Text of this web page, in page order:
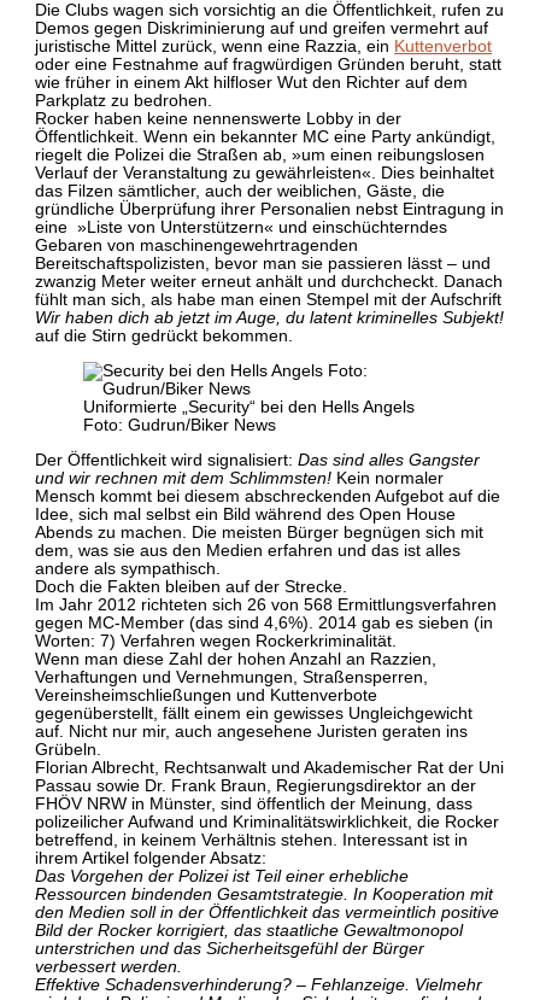
Die Clubs wagen sich vorsichtig an die Öffentlichkeit, rufen zu
Demos gegen Diskriminierung auf und greifen vermehrt auf
juristische Mittel zurück, wenn eine Razzia, ein Kuttenverbot
oder eine Festnahme auf fragwürdigen Gründen beruht, statt
wie früher in einem Akt hilfloser Wut den Richter auf dem
Parkplatz zu bedrohen.
Rocker haben keine nennenswerte Lobby in der
Öffentlichkeit. Wenn ein bekannter MC eine Party ankündigt,
riegelt die Polizei die Straßen ab, »um einen reibungslosen
Verlauf der Veranstaltung zu gewährleisten«. Dies beinhaltet
das Filzen sämtlicher, auch der weiblichen, Gäste, die
gründliche Überprüfung ihrer Personalien nebst Eintragung in
eine »Liste von Unterstützern« und einschüchterndes
Gebaren von maschinengewehrtragenden
Bereitschaftspolizisten, bevor man sie passieren lässt – und
zwanzig Meter weiter erneut anhält und durchcheckt. Danach
fühlt man sich, als habe man einen Stempel mit der Aufschrift
Wir haben dich ab jetzt im Auge, du latent kriminelles Subjekt!
auf die Stirn gedrückt bekommen.
Uniformierte „Security“ bei den Hells Angels
Foto: Gudrun/Biker News
Der Öffentlichkeit wird signalisiert:Das sind alles Gangster
und wir rechnen mit dem Schlimmsten! Kein normaler
Mensch kommt bei diesem abschreckenden Aufgebot auf die
Idee, sich mal selbst ein Bild während des Open House
Abends zu machen. Die meisten Bürger begnügen sich mit
dem, was sie aus den Medien erfahren und das ist alles
andere als sympathisch.
Doch die Fakten bleiben auf der Strecke.
Im Jahr 2012 richteten sich 26 von 568 Ermittlungsverfahren
gegen MC-Member (das sind 4,6%). 2014 gab es sieben (in
Worten: 7) Verfahren wegen Rockerkriminalität.
Wenn man diese Zahl der hohen Anzahl an Razzien,
Verhaftungen und Vernehmungen, Straßensperren,
Vereinsheimschließungen und Kuttenverbote
gegenüberstellt, fällt einem ein gewisses Ungleichgewicht
auf. Nicht nur mir, auch angesehene Juristen geraten ins
Grübeln.
Florian Albrecht, Rechtsanwalt und Akademischer Rat der Uni
Passau sowie Dr. Frank Braun, Regierungsdirektor an der
FHÖV NRW in Münster, sind öffentlich der Meinung, dass
polizeilicher Aufwand und Kriminalitätswirklichkeit, die Rocker
betreffend, in keinem Verhältnis stehen. Interessant ist in
ihrem Artikel folgender Absatz:
Das Vorgehen der Polizei ist Teil einer erhebliche
Ressourcen bindenden Gesamtstrategie. In Kooperation mit
den Medien soll in der Öffentlichkeit das vermeintlich positive
Bild der Rocker korrigiert, das staatliche Gewaltmonopol
unterstrichen und das Sicherheitsgefühl der Bürger
verbessert werden.
Effektive Schadensverhinderung? – Fehlanzeige. Vielmehr